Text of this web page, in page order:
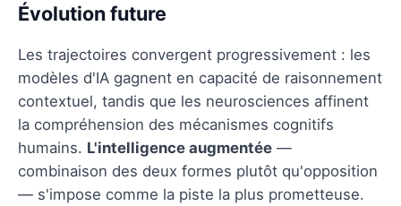
Évolution future
Les trajectoires convergent progressivement : les
modèles d'IA gagnent en capacité de raisonnement
contextuel, tandis que les neurosciences affinent
la compréhension des mécanismes cognitifs
humains. L'intelligence augmentée —
combinaison des deux formes plutôt qu'opposition
— s'impose comme la piste la plus prometteuse.